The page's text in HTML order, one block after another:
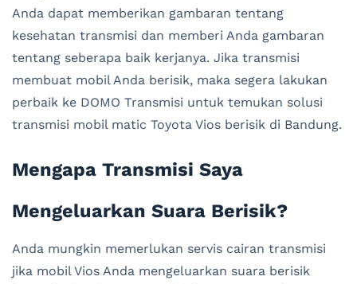
Anda dapat memberikan gambaran tentang
kesehatan transmisi dan memberi Anda gambaran
tentang seberapa baik kerjanya. Jika transmisi
membuat mobil Anda berisik, maka segera lakukan
perbaik ke DOMO Transmisi untuk temukan solusi
transmisi mobil matic Toyota Vios berisik di Bandung.
Mengapa Transmisi Saya
Mengeluarkan Suara Berisik?
Anda mungkin memerlukan servis cairan transmisi
jika mobil Vios Anda mengeluarkan suara berisik